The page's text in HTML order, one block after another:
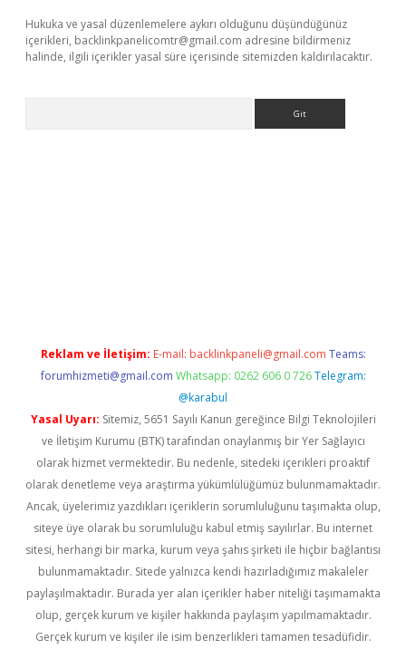
Hukuka ve yasal düzenlemelere aykırı olduğunu düşündüğünüz
içerikleri, backlinkpanelicomtr@gmail.com adresine bildirmeniz
halinde, ilgili içerikler yasal süre içerisinde sitemizden kaldırılacaktır.
Reklam ve İletişim: E-mail: backlinkpaneli@gmail.com Teams:
forumhizmeti@gmail.com Whatsapp: 0262 606 0 726 Telegram:
@karabul
Yasal Uyarı: Sitemiz, 5651 Sayılı Kanun gereğince Bilgi Teknolojileri
ve İletişim Kurumu (BTK) tarafından onaylanmış bir Yer Sağlayıcı
olarak hizmet vermektedir. Bu nedenle, sitedeki içerikleri proaktif
olarak denetleme veya araştırma yükümlülüğümüz bulunmamaktadır.
Ancak, üyelerimiz yazdıkları içeriklerin sorumluluğunu taşımakta olup,
siteye üye olarak bu sorumluluğu kabul etmiş sayılırlar. Bu internet
sitesi, herhangi bir marka, kurum veya şahıs şirketi ile hiçbir bağlantısı
bulunmamaktadır. Sitede yalnızca kendi hazırladığımız makaleler
paylaşılmaktadır. Burada yer alan içerikler haber niteliği taşımamakta
olup, gerçek kurum ve kişiler hakkında paylaşım yapılmamaktadır.
Gerçek kurum ve kişiler ile isim benzerlikleri tamamen tesadüfidir.